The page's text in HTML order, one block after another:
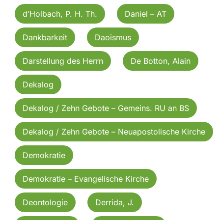
d’Holbach, P. H. Th. Daniel – AT
Dankbarkeit Daoismus
Darstellung des Herrn De Botton, Alain
Dekalog
Dekalog / Zehn Gebote – Gemeins. RU an BS
Dekalog / Zehn Gebote – Neuapostolische Kirche
Demokratie
Demokratie – Evangelische Kirche
Deontologie Derrida, J.